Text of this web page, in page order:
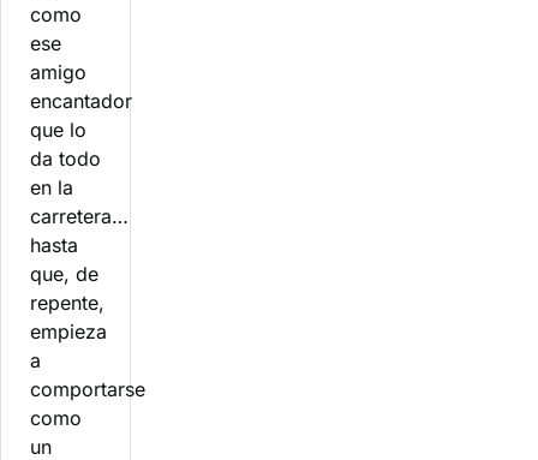
como
ese
amigo
encantador
que lo
da todo
en la
carretera…
hasta
que, de
repente,
empieza
a
comportarse
como
un